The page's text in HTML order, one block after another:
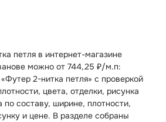
петля в интернет-магазине
можно от 744,25 ₽/м.п:
2-нитка петля» с проверкой
цвета, отделки, рисунка
по составу, ширине, плотности,
и цене. В разделе собраны